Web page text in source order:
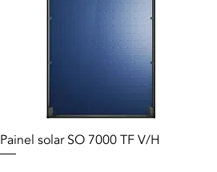
Painel solar SO 7000 TF V/H